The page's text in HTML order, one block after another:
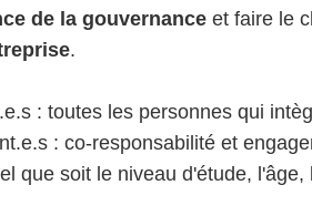
de la gouvernance et faire le
.
: toutes les personnes qui
: co-responsabilité et
que soit le niveau d'étude,